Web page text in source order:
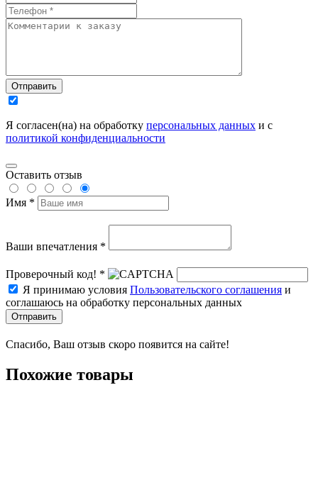
Отправить
Я согласен(на) на обработку персональных данных и с
политикой конфиденциальности
Оставить отзыв
Имя *
Ваши впечатления *
Проверочный код! *
Я принимаю условия Пользовательского соглашения и
соглашаюсь на обработку персональных данных
Отправить
Спасибо, Ваш отзыв скоро появится на сайте!
Похожие товары